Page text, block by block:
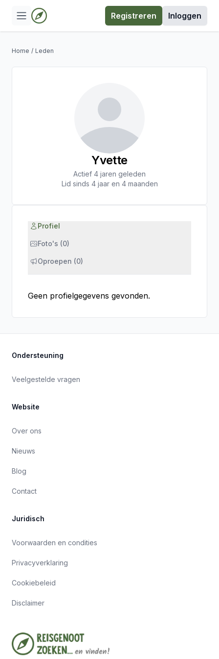
Registreren Inloggen
Home / Leden
Yvette
Actief 4 jaren geleden
Lid sinds 4 jaar en 4 maanden
Profiel
Foto's (0)
Oproepen (0)
Geen profielgegevens gevonden.
Ondersteuning
Veelgestelde vragen
Website
Over ons
Nieuws
Blog
Contact
Juridisch
Voorwaarden en condities
Privacyverklaring
Cookiebeleid
Disclaimer